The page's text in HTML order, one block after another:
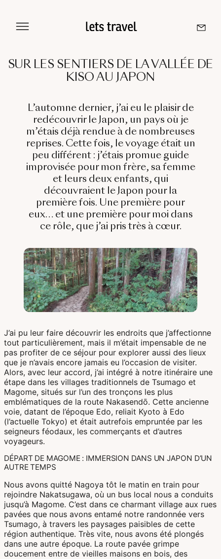
contenu
Île De La Réunion
Île Maurice
Seychelles
Bali & Indonésie
Laos
Thaïlande
Vietnam
Abu Dhabi
Dubaï
Oman
Japon
Corée Du Sud
Afrique Du Sud
Botswana
Mozambique
Namibie
SUR LES SENTIERS DE LA VALLÉE DE
KISO AU JAPON
L’automne dernier, j’ai eu le plaisir de
redécouvrir le Japon, un pays où je
m’étais déjà rendue à de nombreuses
reprises. Cette fois, le voyage était un
peu différent : j’étais promue guide
improvisée pour mon frère, sa femme
et leurs deux enfants, qui
découvraient le Japon pour la
première fois. Une première pour
eux… et une première pour moi dans
ce rôle, que j’ai pris très à cœur.
J’ai pu leur faire découvrir les endroits que j’affectionne
tout particulièrement, mais il m’était impensable de ne
pas profiter de ce séjour pour explorer aussi des lieux
que je n’avais encore jamais eu l’occasion de visiter.
Alors, avec leur accord, j’ai intégré à notre itinéraire une
étape dans les villages traditionnels de Tsumago et
Magome, situés sur l’un des tronçons les plus
emblématiques de la route Nakasendō. Cette ancienne
voie, datant de l’époque Edo, reliait Kyoto à Edo
(l’actuelle Tokyo) et était autrefois empruntée par les
seigneurs féodaux, les commerçants et d’autres
voyageurs.
DÉPART DE MAGOME : IMMERSION DANS UN JAPON D’UN
AUTRE TEMPS
Nous avons quitté Nagoya tôt le matin en train pour
rejoindre Nakatsugawa, où un bus local nous a conduits
jusqu’à Magome. C’est dans ce charmant village aux rues
pavées que nous avons entamé notre randonnée vers
Tsumago, à travers les paysages paisibles de cette
région authentique. Très vite, nous avons été plongés
dans une autre époque. La route pavée grimpe
doucement entre de vieilles maisons en bois, des